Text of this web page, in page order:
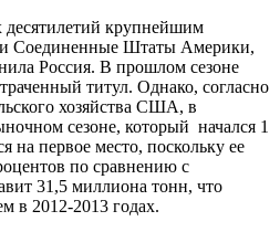
крупнейшим
Соединенные Штаты Америки,
Россия. В прошлом сезоне
титул. Однако, согласно
хозяйства США, в
сезоне, который начался 1
на первое место, поскольку ее
по сравнению с
31,5 миллиона тонн, что
в 2012-2013 годах.